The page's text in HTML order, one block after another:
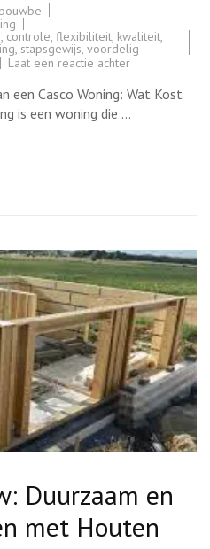
, controle, flexibiliteit, kwaliteit,
, stapsgewijs, voordelig
Laat een reactie achterop
Kosten
van
Casco
een Casco Woning: Wat Kost
is een woning die …
Duurzaam en
met Houten